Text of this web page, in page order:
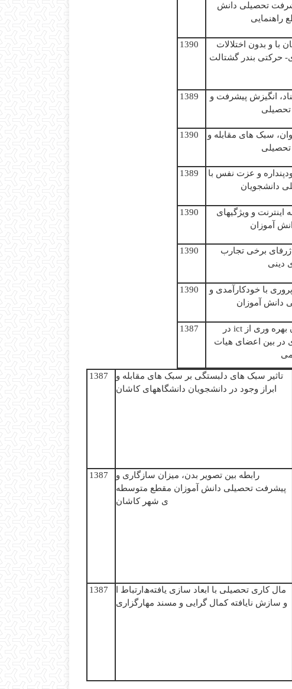
تحصیلی دانش
را ھنمایی
1390 با و بدون
اختلالات
- حرکتی بندر گشتالت
1389 انگیزش پیشرفت و
تحصیلی
1390 سبک ھای مقابله و
تحصیلی
1389 و عزت نفس با
دانشجویان
1390 اینترنت و ویژگیھای
آموزان
1390 ژرفای برخی تجارب
دینی
1390 پروری با خودکارآمدی و
دانش آموزان
1387 بھره وری از ict در
در بین اعضای هیات
1387
تاثیر سبک ھای دلبستگی بر سبک ھای مقابله و
ابراز وجود در دانشجویان دانشگاھھای کاشان
1387
رابطه بین تصویر بدن، میزان سازگاری و
پیشرفت تحصیلی دانش آموزان مقطع متوسطه
ی شهر کاشان
1387 ارتباط ا ھمال کاری تحصیلی با ابعاد سازی یافته
و سازش نایافته کمال گرایی و مسند مهارگزاری